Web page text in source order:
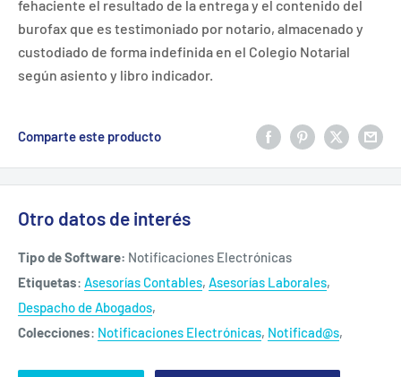
fehaciente el resultado de la entrega y el contenido del
burofax que es testimoniado por notario, almacenado y
custodiado de forma indefinida en el Colegio Notarial
según asiento y libro indicador.
Comparte este producto
Otro datos de interés
Tipo de Software: Notificaciones Electrónicas
Etiquetas: Asesorías Contables, Asesorías Laborales,
Despacho de Abogados,
Colecciones: Notificaciones Electrónicas, Notificad@s,